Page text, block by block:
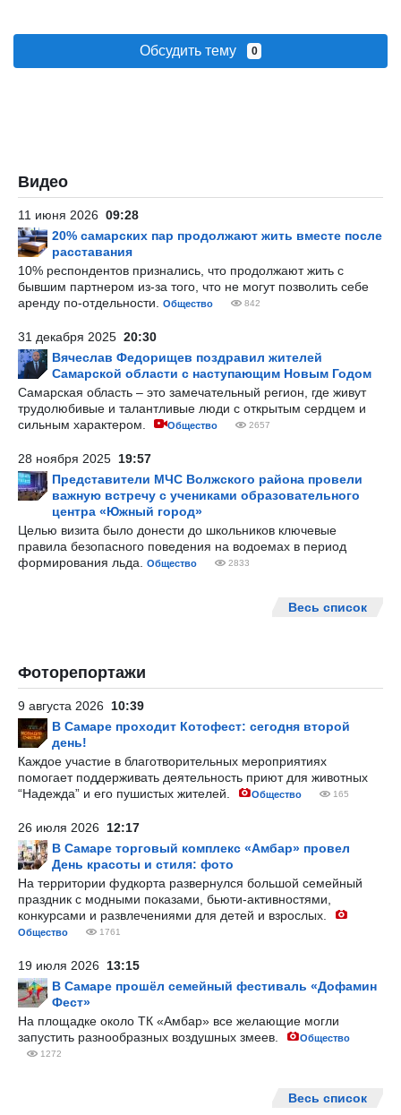
Обсудить тему 0
Видео
11 июня 2026 09:28
20% самарских пар продолжают жить вместе после
расставания
10% респондентов признались, что продолжают жить с
бывшим партнером из-за того, что не могут позволить себе
аренду по-отдельности.
Общество 842
31 декабря 2025 20:30
Вячеслав Федорищев поздравил жителей
Самарской области с наступающим Новым Годом
Самарская область – это замечательный регион, где живут
трудолюбивые и талантливые люди с открытым сердцем и
сильным характером.
Общество 2657
28 ноября 2025 19:57
Представители МЧС Волжского района провели
важную встречу с учениками образовательного
центра «Южный город»
Целью визита было донести до школьников ключевые
правила безопасного поведения на водоемах в период
формирования льда.
Общество 2833
Весь список
Фоторепортажи
9 августа 2026 10:39
В Самаре проходит Котофест: сегодня второй
день!
Каждое участие в благотворительных мероприятиях
помогает поддерживать деятельность приют для животных
“Надежда” и его пушистых жителей.
Общество 165
26 июля 2026 12:17
В Самаре торговый комплекс «Амбар» провел
День красоты и стиля: фото
На территории фудкорта развернулся большой семейный
праздник с модными показами, бьюти-активностями,
конкурсами и развлечениями для детей и взрослых.
Общество 1761
19 июля 2026 13:15
В Самаре прошёл семейный фестиваль «Дофамин
Фест»
На площадке около ТК «Амбар» все желающие могли
запустить разнообразных воздушных змеев.
Общество
1272
Весь список